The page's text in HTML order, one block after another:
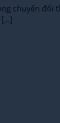
chuyển đổi